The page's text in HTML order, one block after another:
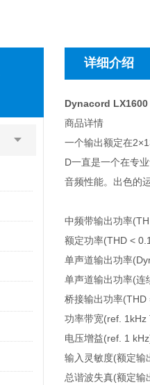
详细介绍
Dynacord LX1600
商品详情
一个输出额定在
D一直是一个在专
音频性能。出色的
中频带输出功率
额定功率(THD <
单声道输出功率
单声道输出功率(
桥接输出功率
功率带宽(ref.
电压增益(ref. 1
输入灵敏度(额定
总谐波失真(额定输